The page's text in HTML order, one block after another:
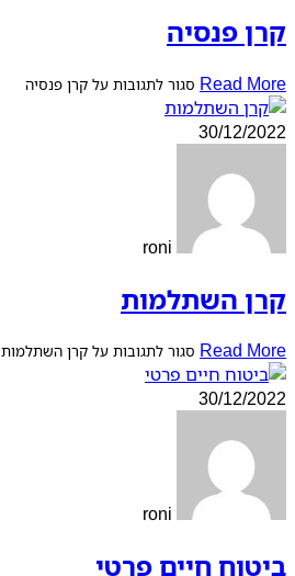
קרן פנסיה
Read More סגור לתגובות על קרן פנסיה
30/12/2022
קרן השתלמות
Read More סגור לתגובות על קרן השתלמות
30/12/2022
ביטוח חיים פרטי